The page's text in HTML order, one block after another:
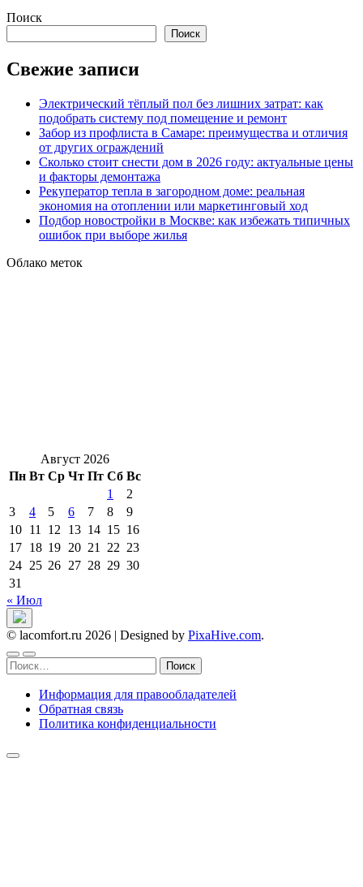
Поиск
Поиск
Свежие записи
Электрический тёплый пол без лишних затрат: как
подобрать систему под помещение и ремонт
Забор из профлиста в Самаре: преимущества и отличия
от других ограждений
Сколько стоит снести дом в 2026 году: актуальные цены
и факторы демонтажа
Рекуператор тепла в загородном доме: реальная
экономия на отоплении или маркетинговый ход
Подбор новостройки в Москве: как избежать типичных
ошибок при выборе жилья
Облако меток
Август 2026
Пн Вт Ср Чт Пт Сб Вс
1
2
3
4 5 6 7 8
9
10 11 12 13 14 15 16
17 18 19 20 21 22 23
24 25 26 27 28 29 30
31
« Июл
© lacomfort.ru 2026 | Designed by PixaHive.com.
Найти:
Информация для правообладателей
Обратная связь
Политика конфиденциальности